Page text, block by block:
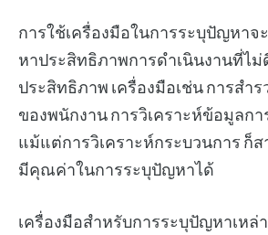
การใช้เครื่องมือในการระบุปัญหา
หาประสิทธิภาพการดำเนินงานที่ไม่
ประสิทธิภาพ เครื่องมือเช่น การสำ
ของพนักงาน การวิเคราะห์ข้อมูลกา
แม้แต่การวิเคราะห์กระบวนการ ก็
มีคุณค่าในการระบุปัญหาได้
เครื่องมือสำหรับการระบุปัญหาเหล่